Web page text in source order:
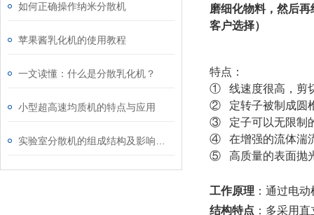
如何正确操作纳米分散机
苹果酱乳化机的使用教程
一文读懂：什么是分散乳化机？
小型超高速均质机的特点与应用
磨细化物料，然后
客户选择）
特点：
① 线速度很高，剪
② 定转子被制成圆
③ 定子可以无限制
④ 在增强的流体湍
⑤ 高质量的表面抛
工作原理 ：通过电
结构特点 ：多采用